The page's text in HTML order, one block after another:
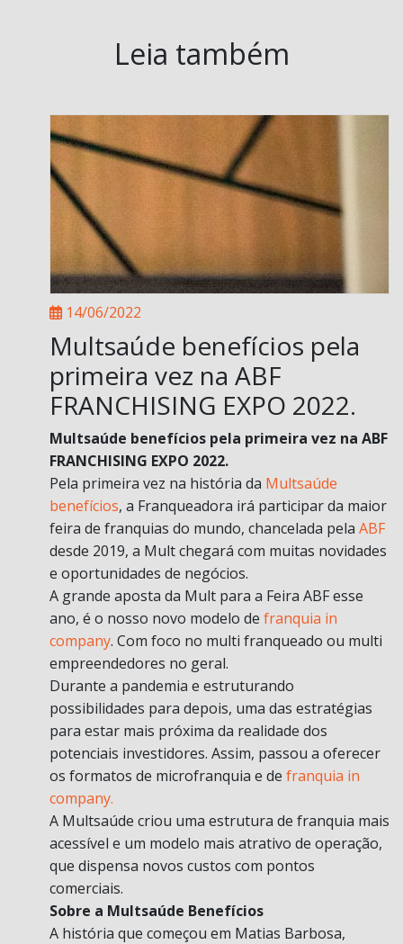
Leia também
14/06/2022
Multsaúde benefícios pela
primeira vez na ABF
FRANCHISING EXPO 2022.
Multsaúde benefícios pela primeira vez na ABF
FRANCHISING EXPO 2022.
Pela primeira vez na história da Multsaúde
benefícios, a Franqueadora irá participar da maior
feira de franquias do mundo, chancelada pela ABF
desde 2019, a Mult chegará com muitas novidades
e oportunidades de negócios.
A grande aposta da Mult para a Feira ABF esse
ano, é o nosso novo modelo de franquia in
company. Com foco no multi franqueado ou multi
empreendedores no geral.
Durante a pandemia e estruturando
possibilidades para depois, uma das estratégias
para estar mais próxima da realidade dos
potenciais investidores. Assim, passou a oferecer
os formatos de microfranquia e de franquia in
company.
A Multsaúde criou uma estrutura de franquia mais
acessível e um modelo mais atrativo de operação,
que dispensa novos custos com pontos
comerciais.
Sobre a Multsaúde Benefícios
A história que começou em Matias Barbosa,